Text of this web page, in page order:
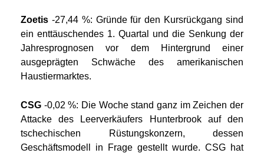
Zoetis -27,44 %: Gründe für den Kursrückgang sind
ein enttäuschendes 1. Quartal und die Senkung der
Jahresprognosen vor dem Hintergrund einer
ausgeprägten Schwäche des amerikanischen
Haustiermarktes.
CSG -0,02 %: Die Woche stand ganz im Zeichen der
Attacke des Leerverkäufers Hunterbrook auf den
tschechischen Rüstungskonzern, dessen
Geschäftsmodell in Frage gestellt wurde. CSG hat